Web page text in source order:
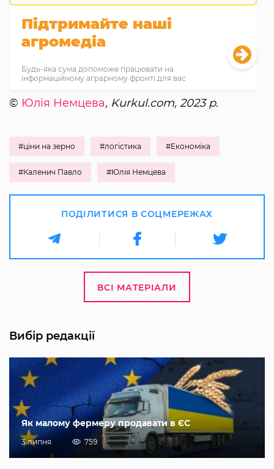
Підтримайте наші
агромедіа
Будь-яка сума допоможе працювати на
інформаційному аграрному фронті для вас
© Юлія Немцева, Kurkul.com, 2023 р.
#ціни на зерно #логістика #Економіка
#Каленич Павло #Юлія Немцева
ПОДІЛИТИСЯ В СОЦМЕРЕЖАХ
ВСІ МАТЕРІАЛИ
Вибір редакції
Як малому фермеру продавати в ЄС
3 липня 759